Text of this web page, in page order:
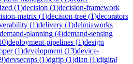
(1)decision (1)decision-framework
matrix (1)decision-tree (1)decorators
(1)delivery (1)delmiaworks
demand-planning (4)demand-sensing
)deployment-pipelines (1)design
(1)development (13)device-
)devsecops (1)dgfip (1)dian (1)digital